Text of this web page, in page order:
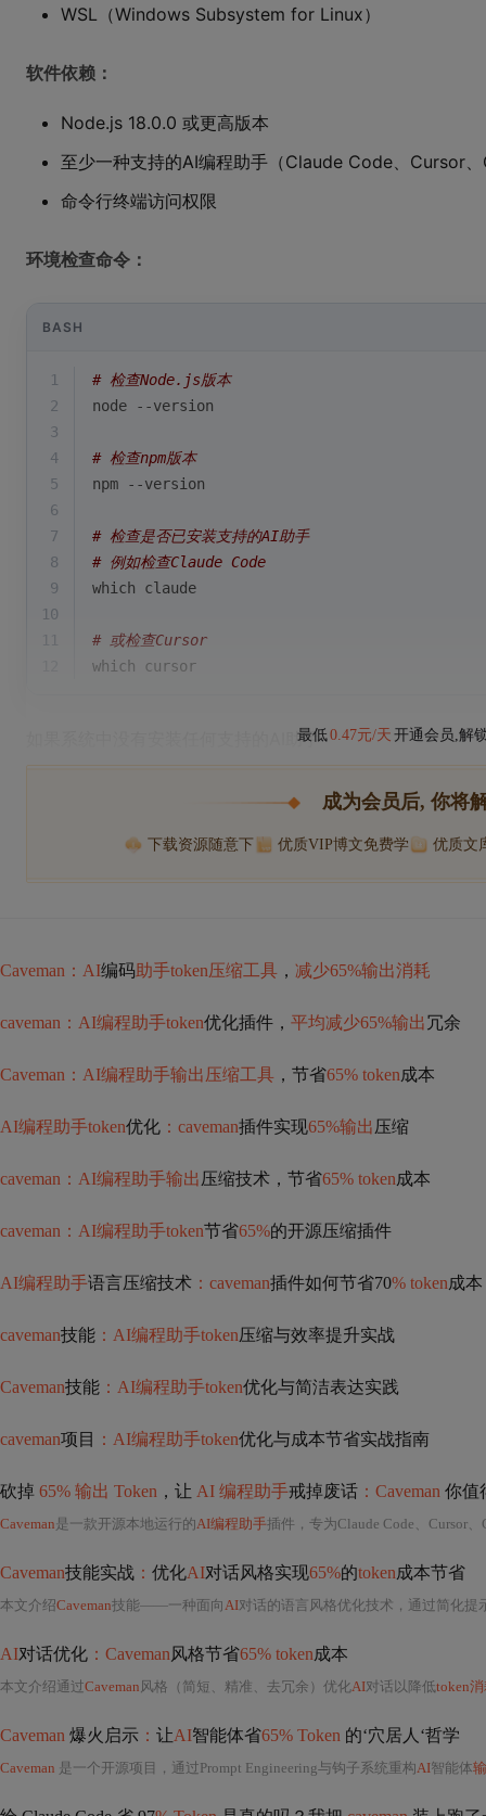
WSL（Windows Subsystem for Linux）
软件依赖：
Node.js 18.0.0 或更高版本
至少一种支持的AI编程助手（Claude Code、Cursor
命令行终端访问权限
环境检查命令：
BASH
1
# 检查Node.js版本
2
node --version
3
4
# 检查npm版本
5
npm --version
6
7
# 检查是否已安装支持的AI助手
8
# 例如检查Claude Code
9
which claude
10
11
# 或检查Cursor
which cursor
如果系统中没有安装任何支持的AI助手
最低0.47元/天 开通会员,解
成为会员后, 你将
下载资源随意下 优质VIP博文免费学 优质文
Caveman：AI编码助手token压缩工具 ， 减少65%输出消耗
caveman：AI编程助手token优化插件， 平均减少65%输出冗余
Caveman：AI编程助手输出压缩工具 ，节省65% token成本
AI编程助手token优化 ：caveman插件实现65%输出压缩
caveman：AI编程助手输出压缩技术，节省65% token成本
caveman：AI编程助手token节省65%的开源压缩插件
AI编程助手语言压缩技术 ：caveman插件如何节省70% token成本
caveman技能 ：AI编程助手token压缩与效率提升实战
Caveman技能 ：AI编程助手token优化与简洁表达实践
caveman项目 ：AI编程助手token优化与成本节省实战指南
砍掉 65% 输出 Token ，让 AI 编程助手戒掉废话 ：Caveman 你值
Caveman是一款开源本地运行的AI编程助手插件，专为Claude Code、Cursor
Caveman技能实战 ： 优化AI对话风格实现65%的token成本节省
本文介绍Caveman技能——一种面向AI对话的语言风格优化技术，通过简化提示词表达
AI对话优化 ：Caveman 风格节省65% token成本
本文介绍通过Caveman 风格（简短、精准、去冗余）优化AI对话以降低token
Caveman 爆火启示 ： 让AI智能体省65% Token 的‘穴居人‘哲学
Caveman 是一个开源项目，通过Prompt Engineering与钩子系统重构AI智能体